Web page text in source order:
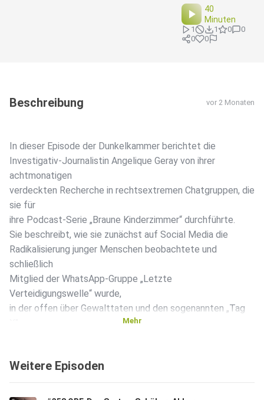
40
Minuten
1 1 0
0
0
0
Beschreibung vor 2 Monaten
In dieser Episode der Dunkelkammer berichtet die
Investigativ-Journalistin Angelique Geray von ihrer
achtmonatigen
verdeckten Recherche in rechtsextremen Chatgruppen, die
sie für
ihre Podcast-Serie „Braune Kinderzimmer“ durchführte.
Sie beschreibt, wie sie zunächst auf Social Media die
Radikalisierung junger Menschen beobachtete und
schließlich
Mitglied der WhatsApp-Gruppe „Letzte
Verteidigungswelle“ wurde,
in der offen über Gewalttaten und den sogenannten „Tag
einen 21-Jährigen selbsternannten „Gauleiter“ namens
und mit ihm nach Tschechien fuhr, wo Kugelbomben für
Mehr
Weitere Episoden